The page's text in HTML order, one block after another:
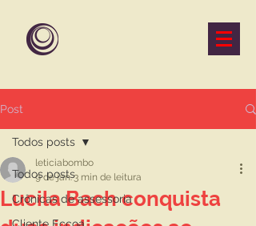
Post
Todos posts
Crônicas de assessoria
Todos posts
Lucila Bach conquista
leticiabombo
9 de jan.3 min de leitura